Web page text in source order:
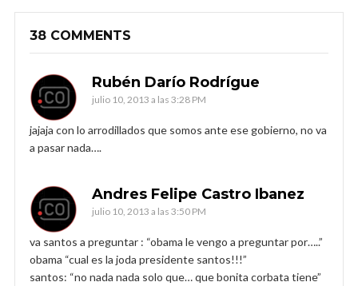
38 COMMENTS
Rubén Darío Rodrígue
julio 10, 2013 a las 3:28 PM
jajaja con lo arrodillados que somos ante ese gobierno, no va
a pasar nada….
Andres Felipe Castro Ibanez
julio 10, 2013 a las 3:50 PM
va santos a preguntar : “obama le vengo a preguntar por…..”
obama “cual es la joda presidente santos!!!”
santos: “no nada nada solo que… que bonita corbata tiene”